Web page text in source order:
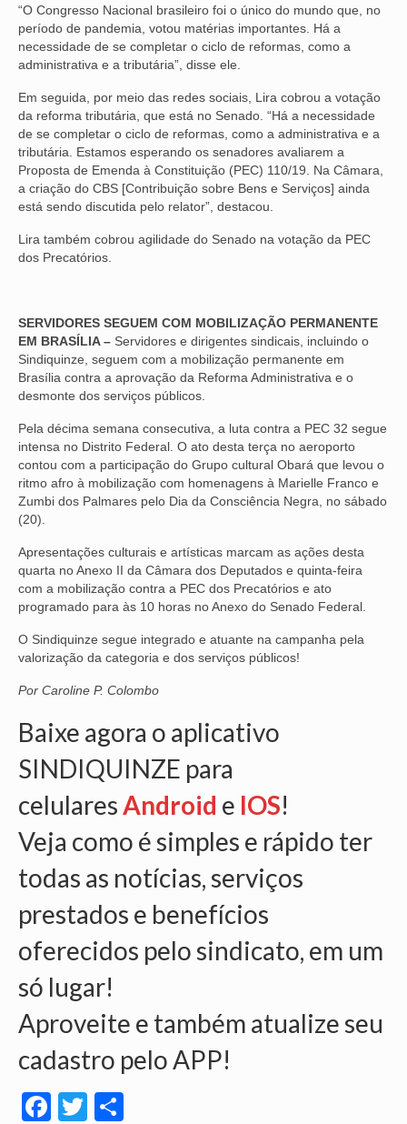
PRESIDENTE PRUDENTE
RIBEIRÃO PRETO
SÃO JOSÉ DOS CAMPOS
SÃO JOSÉ DO RIO PRETO
SOROCABA
NOTÍCIAS
BOLETIM
CONVÊNIOS
SINDICALIZE-SE
JURÍDICO
NÚCLEOS
APOSENTADOS
AGENTES DE POLÍCIA JUDICIAL
ACESSIBILIDADE E INCLUSÃO
LGBTQIA+
MULHERES
OFICIAIS DE JUSTIÇA
SAÚDE
SOLIDARIEDADE
TÉCNICOS JUDICIÁRIOS
TECNOLOGIA DA INFORMAÇÃO
“O Congresso Nacional brasileiro foi o único do mundo que, no
período de pandemia, votou matérias importantes. Há a
necessidade de se completar o ciclo de reformas, como a
administrativa e a tributária”, disse ele.
Em seguida, por meio das redes sociais, Lira cobrou a votação
da reforma tributária, que está no Senado. “Há a necessidade
de se completar o ciclo de reformas, como a administrativa e a
tributária. Estamos esperando os senadores avaliarem a
Proposta de Emenda à Constituição (PEC) 110/19. Na Câmara,
a criação do CBS [Contribuição sobre Bens e Serviços] ainda
está sendo discutida pelo relator”, destacou.
Lira também cobrou agilidade do Senado na votação da PEC
dos Precatórios.
SERVIDORES SEGUEM COM MOBILIZAÇÃO PERMANENTE
EM BRASÍLIA – Servidores e dirigentes sindicais, incluindo o
Sindiquinze, seguem com a mobilização permanente em
Brasília contra a aprovação da Reforma Administrativa e o
desmonte dos serviços públicos.
Pela décima semana consecutiva, a luta contra a PEC 32 segue
intensa no Distrito Federal. O ato desta terça no aeroporto
contou com a participação do Grupo cultural Obará que levou o
ritmo afro à mobilização com homenagens à Marielle Franco e
Zumbi dos Palmares pelo Dia da Consciência Negra, no sábado
(20).
Apresentações culturais e artísticas marcam as ações desta
quarta no Anexo II da Câmara dos Deputados e quinta-feira
com a mobilização contra a PEC dos Precatórios e ato
programado para às 10 horas no Anexo do Senado Federal.
O Sindiquinze segue integrado e atuante na campanha pela
valorização da categoria e dos serviços públicos!
Por Caroline P. Colombo
Baixe agora o aplicativo
SINDIQUINZE para
celularesAndroid e IOS!
Veja como é simples e rápido ter
todas as notícias, serviços
prestados e benefícios
oferecidos pelo sindicato, em um
só lugar!
Aproveite e também atualize seu
cadastro pelo APP!
Facebook
Twitter